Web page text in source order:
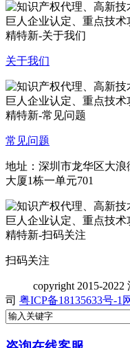
关于我们
常见问题
地址：深圳市龙华区大
大厦1栋一单元701
扫码关注
copyright 2015-
司 粤ICP备18135633号-1